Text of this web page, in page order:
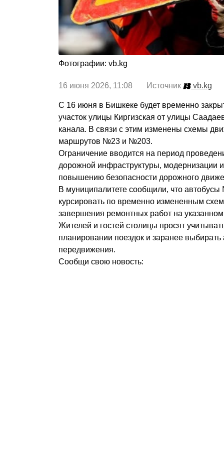
Фотографии: vb.kg
16 июня 2026, 11:08 Источник vb.kg
С 16 июня в Бишкеке будет временно
участок улицы Киргизская от улицы
канала. В связи с этим изменены схемы
маршрутов №23 и №203.
Ограничение вводится на период
дорожной инфраструктуры, модернизации
повышению безопасности дорожного
В муниципалитете сообщили, что
курсировать по временно измененным
завершения ремонтных работ на указанном
Жителей и гостей столицы просят
планировании поездок и заранее
передвижения.
Сообщи свою новость: